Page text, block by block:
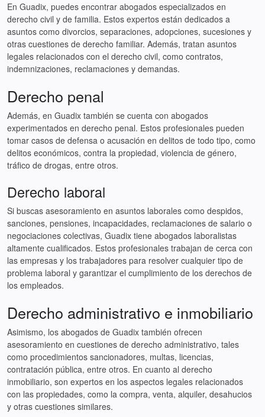
En Guadix, puedes encontrar abogados especializados en
derecho civil y de familia. Estos expertos están dedicados a
asuntos como divorcios, separaciones, adopciones, sucesiones y
otras cuestiones de derecho familiar. Además, tratan asuntos
legales relacionados con el derecho civil, como contratos,
indemnizaciones, reclamaciones y demandas.
Derecho penal
Además, en Guadix también se cuenta con abogados
experimentados en derecho penal. Estos profesionales pueden
tomar casos de defensa o acusación en delitos de todo tipo, como
delitos económicos, contra la propiedad, violencia de género,
tráfico de drogas, entre otros.
Derecho laboral
Si buscas asesoramiento en asuntos laborales como despidos,
sanciones, pensiones, incapacidades, reclamaciones de salario o
negociaciones colectivas, Guadix tiene abogados laboralistas
altamente cualificados. Estos profesionales trabajan de cerca con
las empresas y los trabajadores para resolver cualquier tipo de
problema laboral y garantizar el cumplimiento de los derechos de
los empleados.
Derecho administrativo e inmobiliario
Asimismo, los abogados de Guadix también ofrecen
asesoramiento en cuestiones de derecho administrativo, tales
como procedimientos sancionadores, multas, licencias,
contratación pública, entre otros. En cuanto al derecho
inmobiliario, son expertos en los aspectos legales relacionados
con las propiedades, como la compra, venta, alquiler, desahucios
y otras cuestiones similares.